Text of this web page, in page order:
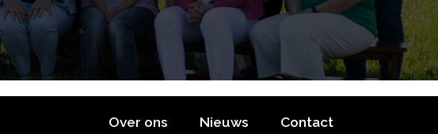
Over ons Nieuws Contact